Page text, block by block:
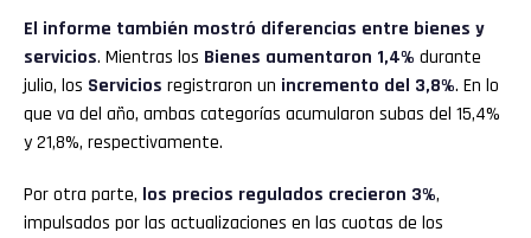
El informe también mostró diferencias entre bienes y
servicios. Mientras los Bienes aumentaron 1,4% durante
julio, los Servicios registraron un incremento del 3,8%. En lo
que va del año, ambas categorías acumularon subas del 15,4%
y 21,8%, respectivamente.
Por otra parte, los precios regulados crecieron 3%,
impulsados por las actualizaciones en las cuotas de los